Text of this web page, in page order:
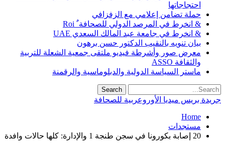
احتجاجاتها
حملة تضامن إعلامي مع الزفزافي
& انخرط في المرصد الدولي للصحافة ٌ Roi
& انخرط في جامعة عبد المالك السعدي UAE
بيان تنويه بالنقيب الدكتور حسن برهون
معرض صور وأشرطة فيديو ملتقى جمعية الشعلة للتربية
والثقافة ASSO
ماستر السياسة الدولية والدبلوماسية والرقمنة
جريدة بريس ميديا الأوروعربية للصحافة
Home
مستجدات
20 إصابة بكورونا في سجن طنجة 1 والإدارة: كلها حالات وافدة